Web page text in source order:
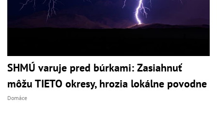
SHMÚ varuje pred búrkami: Zasiahnuť
môžu TIETO okresy, hrozia lokálne povodne
Domáce